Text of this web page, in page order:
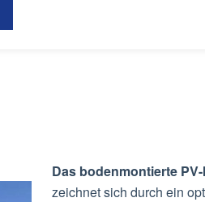
Das bodenmontierte
zeichnet sich durch ein